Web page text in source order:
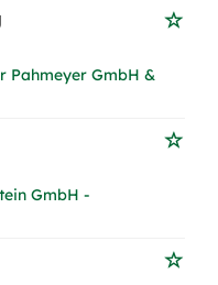
Pahmeyer GmbH &
GmbH -